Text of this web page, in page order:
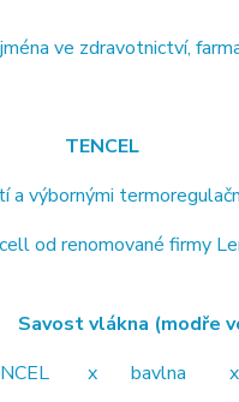
ve zdravotnictví,
TENCEL
a výbornými
od renomované firmy
(modře
x bavlna x